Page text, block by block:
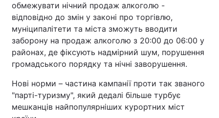
обмежувати нічний продаж алкоголю -
відповідно до змін у законі про торгівлю,
муніципалітети та міста зможуть вводити
заборону на продаж алкоголю з 20:00 до 06:00 у
районах, де фіксують надмірний шум, порушення
громадського порядку та нічні заворушення.
Нові норми – частина кампанії проти так званого
"парті-туризму", який дедалі більше турбує
мешканців найпопулярніших курортних міст